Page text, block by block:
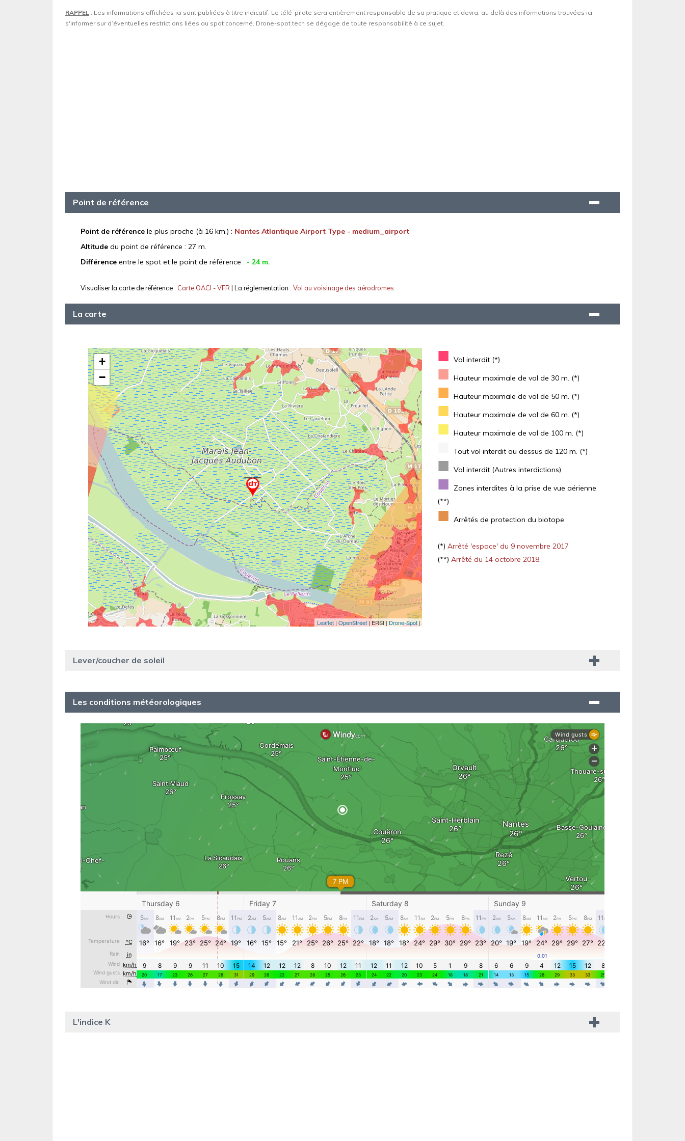
RAPPEL : Les informations affichées ici sont publiées à titre indicatif. Le télé-pilote sera entièrement responsable de sa pratique et devra, au delà des informations trouvées ici,
s'informer sur d’éventuelles restrictions liées au spot concerné. Drone-spot.tech se dégage de toute responsabilité à ce sujet.
Point de référence
Point de référence le plus proche (à 16 km.) : Nantes Atlantique Airport Type - medium_airport
Altitude du point de référence : 27 m.
Différence entre le spot et le point de référence : - 24 m.
Visualiser la carte de référence : Carte OACI - VFR| La réglementation : Vol au voisinage des aérodromes
La carte
■ Vol interdit (*)
■ Hauteur maximale de vol de 30 m. (*)
■ Hauteur maximale de vol de 50 m. (*)
■ Hauteur maximale de vol de 60 m. (*)
■ Hauteur maximale de vol de 100 m. (*)
Tout vol interdit au dessus de 120 m. (*)
■ Vol interdit (Autres interdictions)
■
Zones interdites à la prise de vue aérienne
(**)
■ Arrêtés de protection du biotope
(*) Arrêté 'espace' du 9 novembre 2017
(**) Arrêté du 14 octobre 2018.
Lever/coucher de soleil
Les conditions météorologiques
L'indice K